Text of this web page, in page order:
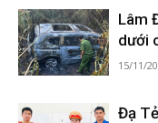
Lâm
dưới
15/11/
Đạ